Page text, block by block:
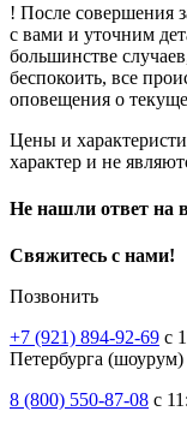
! После совершения
с вами и уточним
большинстве
беспокоить, все
оповещения о
Цены и
характер и не
Не нашли ответ на
Свяжитесь с нами!
Позвонить
+7 (921) 894-92-69 c
Петербурга (шоурум)
8 (800) 550-87-08 c